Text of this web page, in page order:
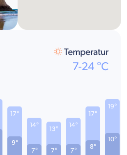
Temperatur
7-24 °C
9°
17°
7°
14°
7°
13°
7°
14°
8°
17°
10°
19°